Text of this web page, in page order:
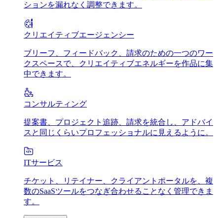
ションを漏れなく調整できます。
クリエイティブエージェンシー
ブリーフ、フィードバック、請求のための一つのワー
クスペースで、クリエイティブエネルギーを作品に集
中できます。
コンサルティング
提案書、プロジェクト追跡、請求を統合し、アドバイ
スと同じくらいプロフェッショナルに見えるように。
ITサービス
チケット、リテイナー、クライアントポータルを、複
数のSaaSツールをつなぎ合わせることなく管理できま
す。